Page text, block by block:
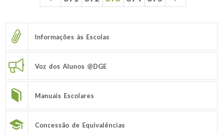
Páginas
Informações às Escolas
Voz dos Alunos @DGE
Manuais Escolares
Concessão de Equivalências